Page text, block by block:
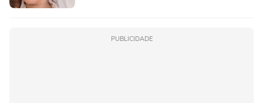
PUBLICIDADE